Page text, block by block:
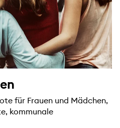
für Frauen und Mädchen,
kommunale